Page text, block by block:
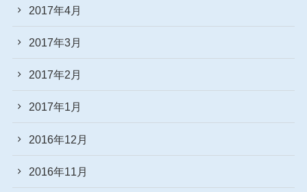
2017年4月
2017年3月
2017年2月
2017年1月
2016年12月
2016年11月